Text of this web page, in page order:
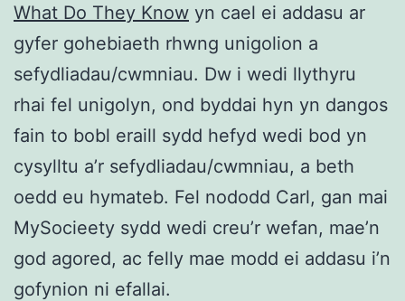
What Do They Know yn cael ei addasu ar
gyfer gohebiaeth rhwng unigolion a
sefydliadau/cwmniau. Dw i wedi llythyru
rhai fel unigolyn, ond byddai hyn yn dangos
fain to bobl eraill sydd hefyd wedi bod yn
cysylltu a’r sefydliadau/cwmniau, a beth
oedd eu hymateb. Fel nododd Carl, gan mai
MySocieety sydd wedi creu’r wefan, mae’n
god agored, ac felly mae modd ei addasu i’n
gofynion ni efallai.